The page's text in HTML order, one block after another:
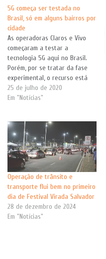
5G começa ser testada no
Brasil, só em alguns bairros por
cidade
As operadoras Claros e Vivo
começaram a testar a
tecnologia 5G aqui no Brasil.
Porém, por se tratar da fase
experimental, o recurso está
disponível apenas em alguns
bairros das cidades escolhidas.
foi publicada ontem(24) pelo
portal Olhar Digital. Embora…
25 de julho de 2020
Em "Notícias"
Operação de trânsito e
transporte flui bem no primeiro
dia de Festival Virada Salvador
28 de dezembro de 2024
Em "Notícias"